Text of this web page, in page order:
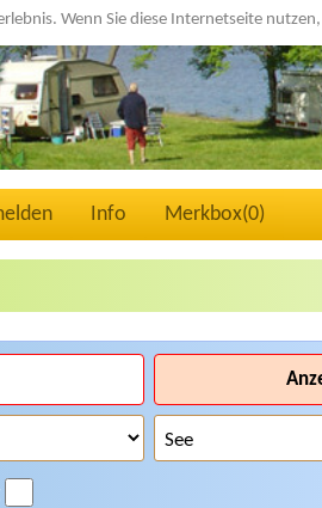
Wenn Sie diese Internetseite
Info Merkbox(0)